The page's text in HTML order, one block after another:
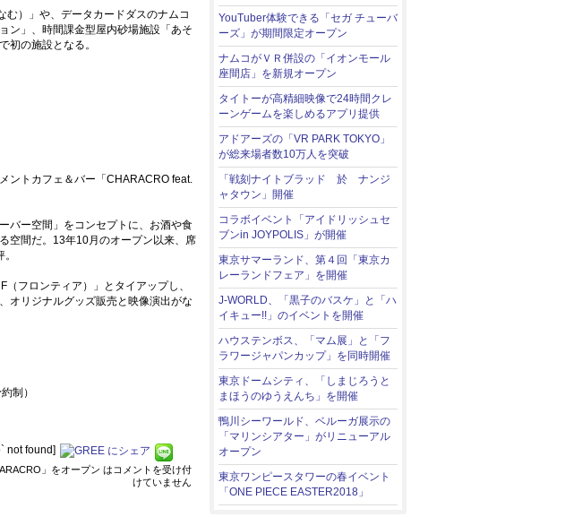
）」や、データカードダスのナムコ
ン」、時間課金型屋内砂場施設「あそ
初の施設となる。
ントカフェ＆バー「CHARACRO feat.
バー空間」をコンセプトに、お酒や食
空間だ。13年10月のオープン以来、席
フロンティア）」とタイアップし、
オリジナルグッズ販売と映像演出がな
制）
not found]
」をオープン は コメントを受け付
けていません
YouTuber体験できる「セガ チューバ
ーズ」が期間限定オープン
ナムコがＶＲ併設の「イオンモール
座間店」を新規オープン
タイトーが高精細映像で24時間クレ
ーンゲームを楽しめるアプリ提供
アドアーズの「VR PARK TOKYO」
が総来場者数10万人を突破
「戦刻ナイトブラッド 於 ナンジ
ャタウン」開催
コラボイベント「アイドリッシュセ
ブンin JOYPOLIS」が開催
東京サマーランド、第４回「東京カ
レーランドフェア」を開催
J-WORLD、「黒子のバスケ」と「ハ
イキュー!!」のイベントを開催
ハウステンボス、「マム展」と「フ
ラワージャパンカップ」を同時開催
東京ドームシティ、「しまじろうと
まほうのゆうえんち」を開催
鴨川シーワールド、ベルーガ展示の
「マリンシアター」がリニューアル
オープン
東京ワンピースタワーの春イベント
「ONE PIECE EASTER2018」